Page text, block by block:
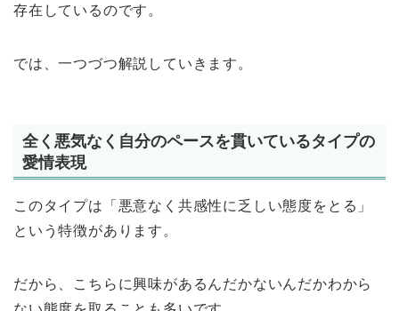
存在しているのです。
では、一つづつ解説していきます。
全く悪気なく自分のペースを貫いているタイプの
愛情表現
このタイプは「悪意なく共感性に乏しい態度をとる」
という特徴があります。
だから、こちらに興味があるんだかないんだかわから